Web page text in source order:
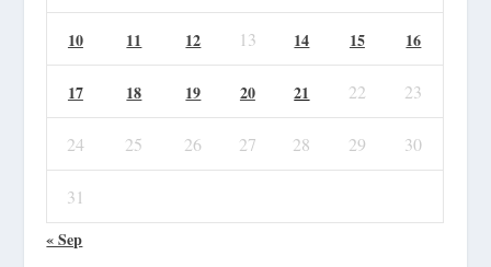
10 11 12 13 14 15 16
17 18 19 20 21 22 23
24 25 26 27 28 29 30
31
« Sep